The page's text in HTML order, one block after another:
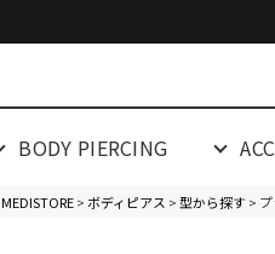
BODY PIERCING
MEDISTORE> ボディピアス >型から探す >